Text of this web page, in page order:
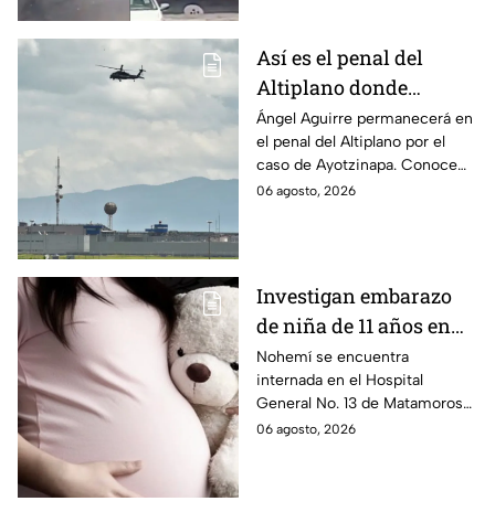
Así es el penal del
Altiplano donde
permanecerá Ángel
Aguirre por caso
Ayotzinapa
Ángel Aguirre permanecerá en
el penal del Altiplano por el
caso de Ayotzinapa. Conoce
dónde está, cómo es esta
06 agosto, 2026
Investigan embarazo
de niña de 11 años en
Matamoros,
Tamaulipas; ¿qué pasó
con Nohemí?
Nohemí se encuentra
internada en el Hospital
General No. 13 de Matamoros
tras complicaciones por un
06 agosto, 2026